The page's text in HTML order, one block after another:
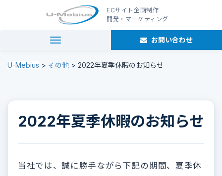
ECサイト企画制作
開発・マーケティング
navigation お問い合わせ
U-Mebius > その他 > 2022年夏季休暇のお知らせ
2022年夏季休暇のお知らせ
当社では、誠に勝手ながら下記の期間、夏季休